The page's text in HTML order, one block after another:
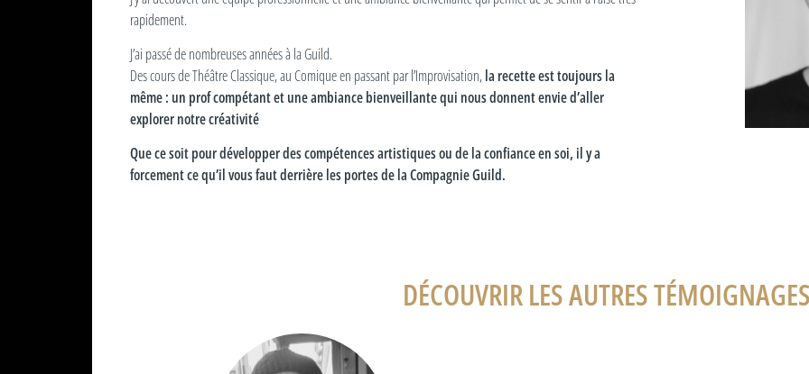
rapidement.
J’ai passé de nombreuses années à la Guild.
Des cours de Théâtre Classique, au Comique en passant par l’Improvisation, la recette est toujours la
même : un prof compétant et une ambiance bienveillante qui nous donnent envie d’aller
explorer notre créativité
Que ce soit pour développer des compétences artistiques ou de la confiance en soi, il y a
forcement ce qu’il vous faut derrière les portes de la Compagnie Guild.
DÉCOUVRIR LES AUTRES